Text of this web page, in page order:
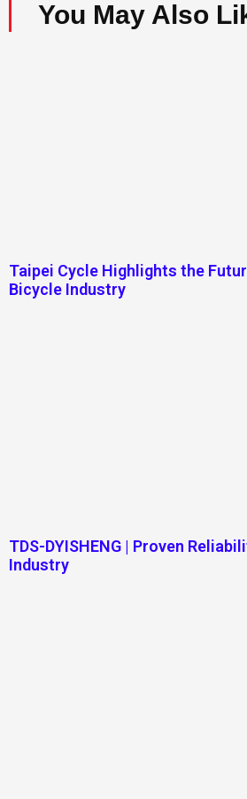
You May Also
Taipei Cycle Highlights the
Bicycle Industry
TDS-DYISHENG | Proven
Industry